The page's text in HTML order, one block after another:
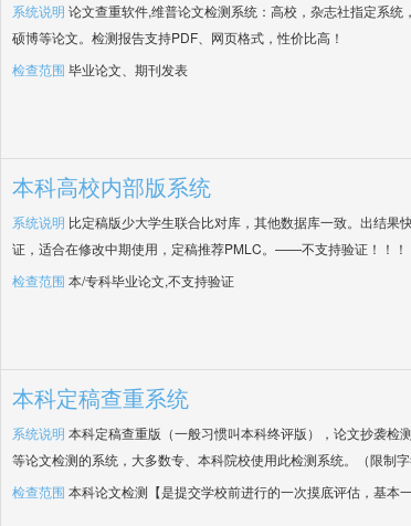
系统说明 论文查重软件,维普论文检测系统：高校，杂志社指定系统
硕博等论文。检测报告支持PDF、网页格式，性价比高！
检查范围 毕业论文、期刊发表
本科高校内部版系统
系统说明 比定稿版少大学生联合比对库，其他数据库一致。出结果
证，适合在修改中期使用，定稿推荐PMLC。——不支持验证！！！
检查范围 本/专科毕业论文,不支持验证
本科定稿查重系统
系统说明 本科定稿查重版（一般习惯叫本科终评版），论文抄袭检
等论文检测的系统，大多数专、本科院校使用此检测系统。（限制字
检查范围 本科论文检测【是提交学校前进行的一次摸底评估，基本一